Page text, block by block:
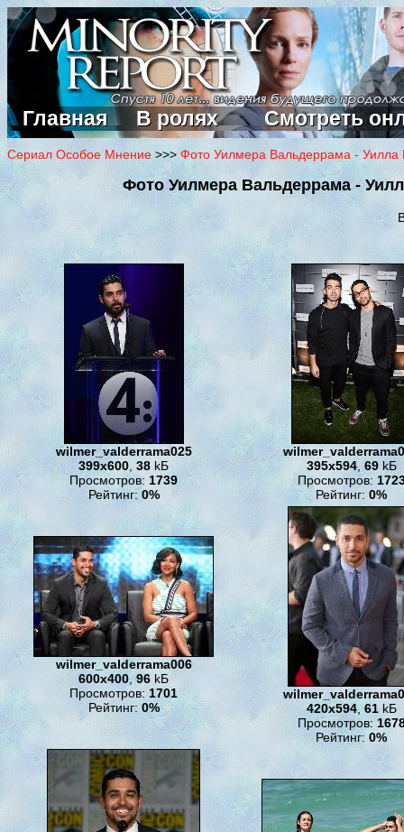
Главная В ролях Смотреть
Сериал Особое Мнение >>> Фото Уилмера Вальдеррама - Уилла
Фото Уилмера Вальдеррама -
wilmer_valderrama025
399x600 38 kБ
Просмотров: 1739
Рейтинг: 0%
395x594, 69kБ
Просмотров:
Рейтинг: 0%
wilmer_valderrama006
600x400 ,96 kБ
Просмотров: 1701
Рейтинг: 0%
420x594,61kБ
Просмотров:
Рейтинг: 0%